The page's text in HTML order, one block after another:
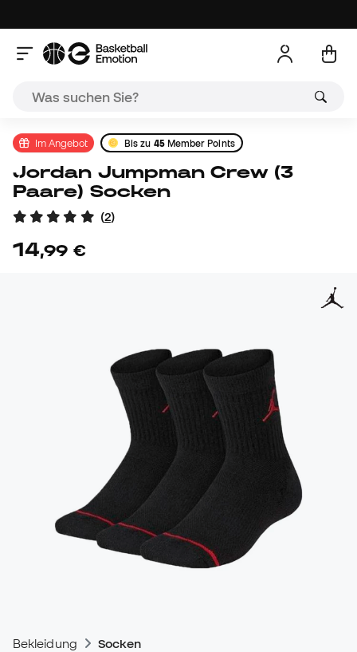
Im Angebot Bis zu 45Member Points
Jordan Jumpman Crew (3
Paare) Socken
(2)
14,99 €
Bekleidung Socken